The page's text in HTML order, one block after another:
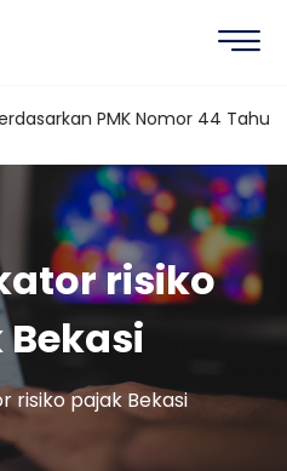
PMK Nomor 44 Tahun
risiko
risiko pajak Bekasi